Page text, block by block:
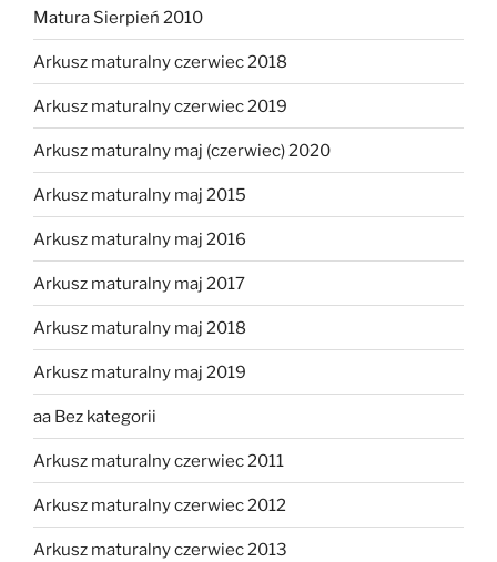
Matura Sierpień 2010
Arkusz maturalny czerwiec 2018
Arkusz maturalny czerwiec 2019
Arkusz maturalny maj (czerwiec) 2020
Arkusz maturalny maj 2015
Arkusz maturalny maj 2016
Arkusz maturalny maj 2017
Arkusz maturalny maj 2018
Arkusz maturalny maj 2019
aa Bez kategorii
Arkusz maturalny czerwiec 2011
Arkusz maturalny czerwiec 2012
Arkusz maturalny czerwiec 2013